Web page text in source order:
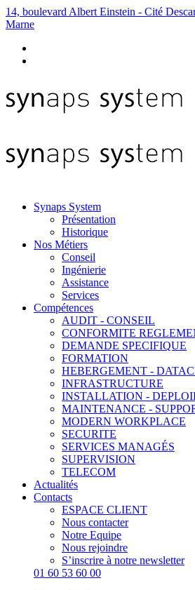
14, boulevard Albert Einstein - Cité
Marne
Synaps System
Présentation
Historique
Nos Métiers
Conseil
Ingénierie
Assistance
Services
Compétences
AUDIT - CONSEIL
CONFORMITE
DEMANDE SPECIFIQUE
FORMATION
HEBERGEMENT -
INFRASTRUCTURE
INSTALLATION -
MAINTENANCE -
MODERN WORKPLACE
SECURITE
SERVICES MANAGÉS
SUPERVISION
TELECOM
Actualités
Contacts
ESPACE CLIENT
Nous contacter
Notre Equipe
Nous rejoindre
S’inscrire à notre newsletter
01 60 53 60 00